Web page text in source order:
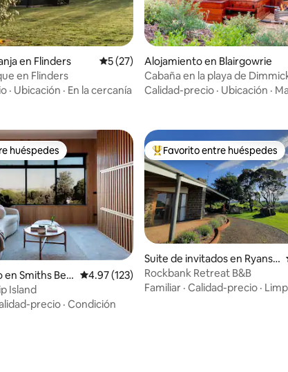
5, 55 reseñas
en Flinders Calificación promedio: 5 de 5, 27 reseñas
5 (27)
en Flinders
· Ubicación · En la cercanía
Alojamiento en Blairgowrie
Cabaña en la playa de
Calidad-precio · Ubicación ·
huéspedes
huéspedes
Smiths Bea
Calificación promedio: 4.97 de 5, 123 reseñas
4.97 (123)
Island
precio · Condición
Favorito entre huéspedes
Favorito entre huéspedes
Suite de invitados en Ryanst
on
Rockbank Retreat B&B
Familiar · Calidad-precio ·